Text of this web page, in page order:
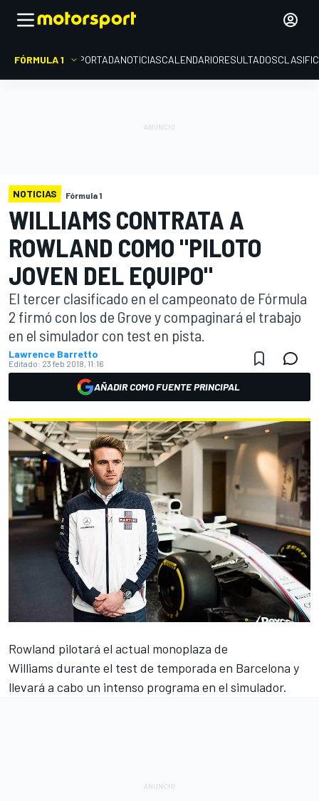
FÓRMULA 1 PORTADANOTICIASCALENDARIORESULTADOS
NOTICIAS Fórmula 1
WILLIAMS CONTRATA A
ROWLAND COMO "PILOTO
JOVEN DEL EQUIPO"
El tercer clasificado en el campeonato de Fórmula
2 firmó con los de Grove y compaginará el trabajo
en el simulador con test en pista.
Lawrence Barretto
Editado: 23 feb 2018, 11:16
AÑADIR COMO FUENTE PRINCIPAL
Rowland pilotará el actual monoplaza de
Williams durante el test de temporada en Barcelona y
llevará a cabo un intenso programa en el simulador.